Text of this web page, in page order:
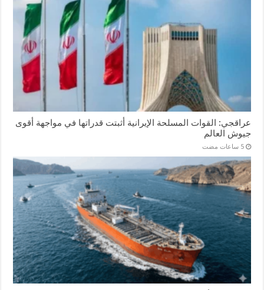
عراقجي: القوات المسلحة الإيرانية أثبتت قدراتها في مواجهة أقوى
جيوش العالم
‏5 ساعات مضت